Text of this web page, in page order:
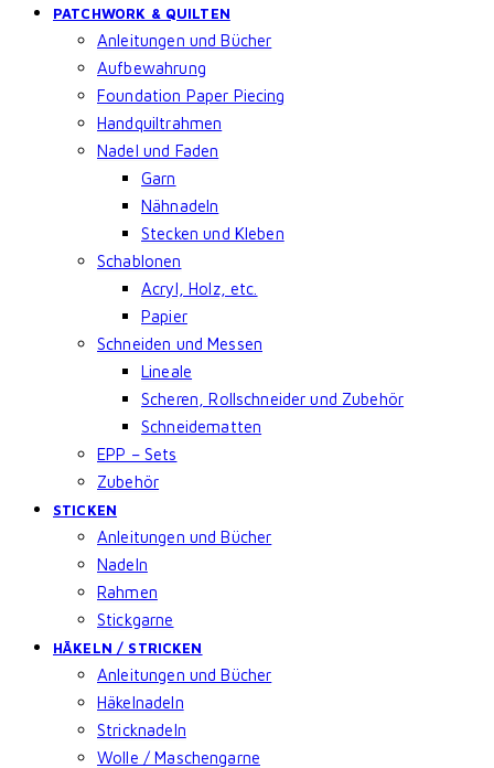
PATCHWORK & QUILTEN
Anleitungen und Bücher
Aufbewahrung
Foundation Paper Piecing
Handquiltrahmen
Nadel und Faden
Garn
Nähnadeln
Stecken und Kleben
Schablonen
Acryl, Holz, etc.
Papier
Schneiden und Messen
Lineale
Scheren, Rollschneider und Zubehör
Schneidematten
EPP – Sets
Zubehör
STICKEN
Anleitungen und Bücher
Nadeln
Rahmen
Stickgarne
HÄKELN / STRICKEN
Anleitungen und Bücher
Häkelnadeln
Stricknadeln
Wolle / Maschengarne